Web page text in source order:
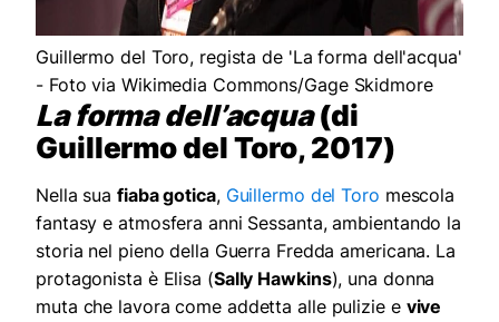
Guillermo del Toro, regista de 'La forma dell'acqua'
- Foto via Wikimedia Commons/Gage Skidmore
La forma dell’acqua(di
Guillermo del Toro, 2017)
Nella sua fiaba gotica, Guillermo del Toro mescola
fantasy e atmosfera anni Sessanta, ambientando la
storia nel pieno della Guerra Fredda americana. La
protagonista è Elisa (Sally Hawkins), una donna
muta che lavora come addetta alle pulizie e vive